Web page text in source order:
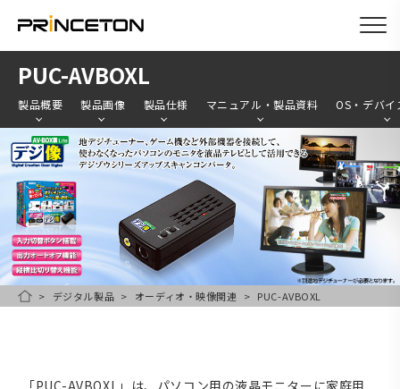
コ
ン
ツ
に
PUC-AVBOXL
製品概要 製品画像 製品仕様 マニュアル・製品資料 OS・デバイ
HOMEデジタル製品 オーディオ・映像関連 PUC-AVBOXL